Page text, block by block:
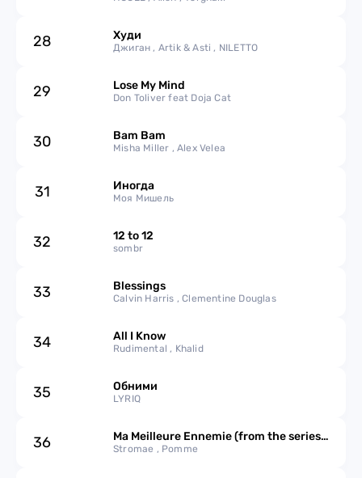
28 Худи
Джиган , Artik & Asti , NILETTO
29 Lose My Mind
Don Toliver feat Doja Cat
30 Bam Bam
Misha Miller , Alex Velea
31 Иногда
Моя Мишель
32 12 to 12
sombr
33 Blessings
Calvin Harris , Clementine Douglas
34 All I Know
Rudimental , Khalid
35 Обними
LYRIQ
36
Ma Meilleure Ennemie (from the series
Arcane League of Legends)
Stromae , Pomme